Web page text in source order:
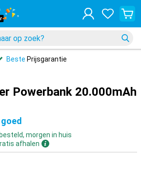
Beste Prijsgarantie
Powerbank 20.000mAh
morgen in huis
afhalen